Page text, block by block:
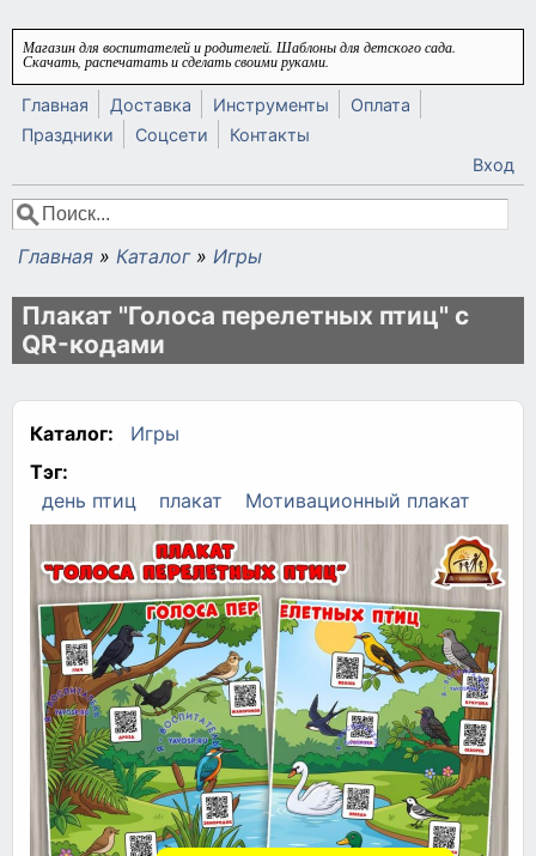
Перейти к основному содержанию
Магазин для воспитателей и родителей. Шаблоны для детского сада.
Скачать, распечатать и сделать своими руками.
Главная Доставка Инструменты
Оплата
Праздники
Соцсети
Контакты
Вход
Форма поиска
Поиск
Вы здесь
Главная » Каталог » Игры
Плакат "Голоса перелетных птиц" с
QR-кодами
Каталог:
Игры
Тэг:
день птиц
плакат Мотивационный плакат